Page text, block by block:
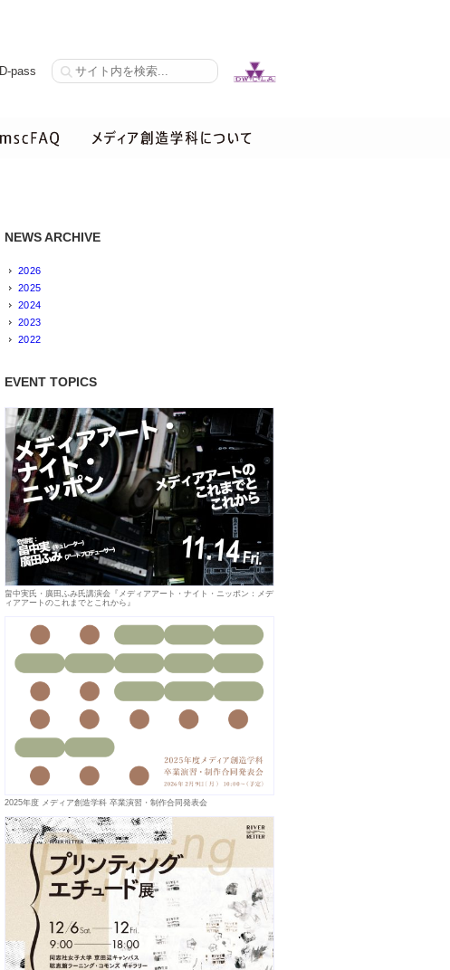
D-pass
NEWS ARCHIVE
2026
2025
2024
2023
2022
EVENT TOPICS
畠中実氏・廣田ふみ氏講演会『メディアアート・ナイト・ニッポン：メデ
ィアアートのこれまでとこれから』
2025年度 メディア創造学科 卒業演習・制作合同発表会